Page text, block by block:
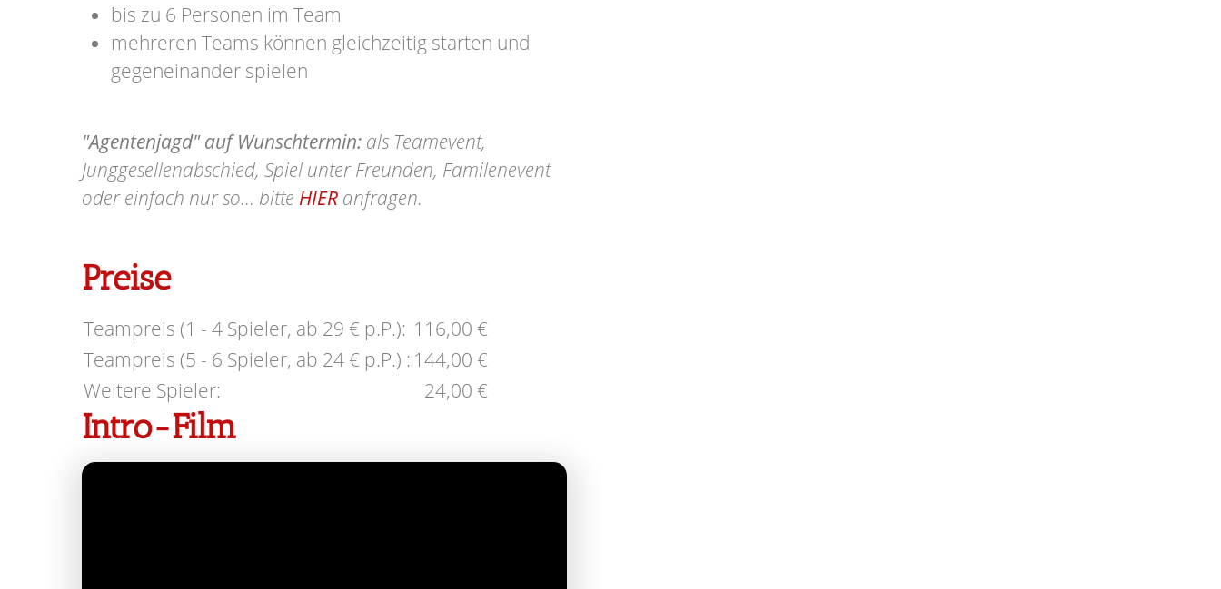
bis zu 6 Personen im Team
mehreren Teams können gleichzeitig starten und
gegeneinander spielen
"Agentenjagd" auf Wunschtermin: als Teamevent,
Junggesellenabschied, Spiel unter Freunden, Familenevent
oder einfach nur so... bitte HIER anfragen.
Preise
Teampreis (1 - 4 Spieler, ab 29 € p.P.): 116,00 €
Teampreis (5 - 6 Spieler, ab 24 € p.P.) : 144,00 €
Weitere Spieler:
24,00 €
Intro-Film